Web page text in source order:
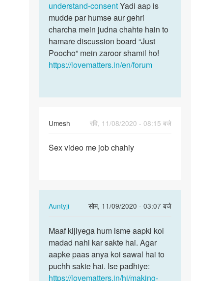
understand-consentYadi aap is
mudde par humse aur gehri
charcha mein judna chahte hain to
hamare discussion board “Just
Poocho” mein zaroor shamil ho!
https://lovematters.in/en/forum
Umesh
रवि, 11/08/2020 - 08:15 बजे
Sex
Sex video me job chahiy
Auntyji
सोम, 11/09/2020 - 03:07 बजे
In
to
Sex
video
me
job
Maaf
kijiyega
hum
isme
aapki…
Maaf kijiyega hum isme aapki koi
madad nahi kar sakte hai. Agar
aapke paas anya koi sawal hai to
puchh sakte hai. Ise padhiye:
https://lovematters.in/hi/making-